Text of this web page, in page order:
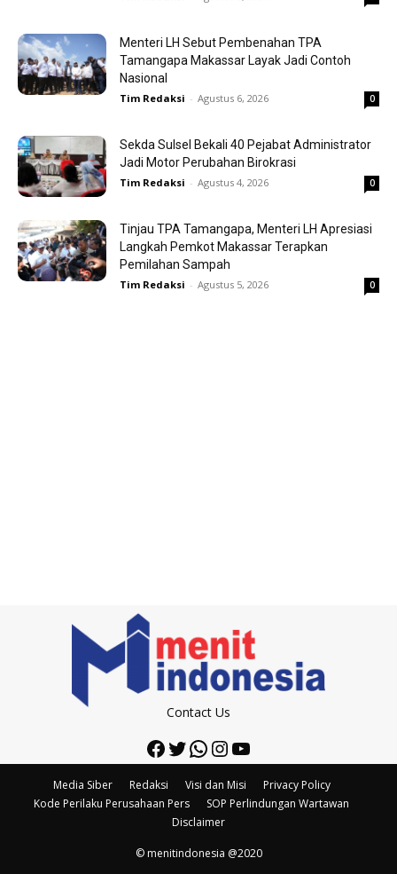
Menteri LH Sebut Pembenahan TPA
Tamangapa Makassar Layak Jadi Contoh
Nasional
Tim Redaksi - Agustus 6, 2026 0
Sekda Sulsel Bekali 40 Pejabat Administrator
Jadi Motor Perubahan Birokrasi
Tim Redaksi - Agustus 4, 2026 0
Tinjau TPA Tamangapa, Menteri LH Apresiasi
Langkah Pemkot Makassar Terapkan
Pemilahan Sampah
Tim Redaksi - Agustus 5, 2026 0
Contact Us
Facebook
Twitter
WhatsApp
Instagram
YouTube
Media Siber Redaksi Visi dan Misi
Privacy Policy
Kode Perilaku Perusahaan Pers
SOP Perlindungan Wartawan
Disclaimer
© menitindonesia @2020